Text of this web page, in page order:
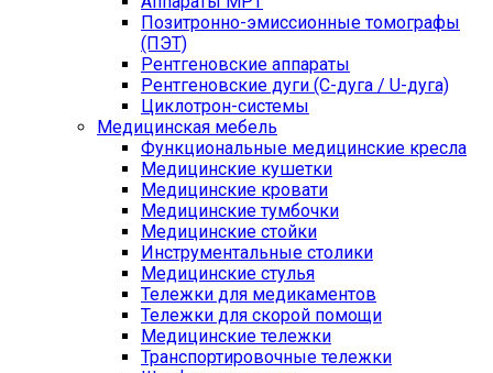
Позитронно-эмиссионные томографы
(ПЭТ)
Рентгеновские аппараты
Рентгеновские дуги (С-дуга / U-дуга)
Циклотрон-системы
Медицинская мебель
Функциональные медицинские кресла
Медицинские кушетки
Медицинские кровати
Медицинские тумбочки
Медицинские стойки
Инструментальные столики
Медицинские стулья
Тележки для медикаментов
Тележки для скорой помощи
Медицинские тележки
Транспортировочные тележки